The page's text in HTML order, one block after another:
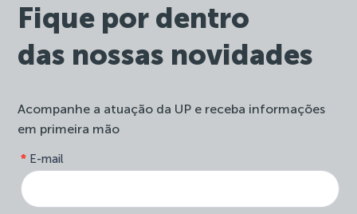
Fique por dentro
das nossas novidades
Acompanhe a atuação da UP e receba informações
em primeira mão
site-
newsletter
E-mail
*
você
é
humano,